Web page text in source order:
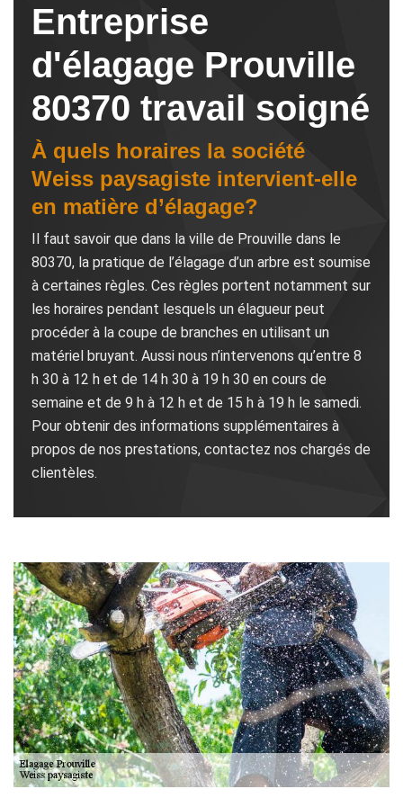
Entreprise
d'élagage Prouville
80370 travail soigné
À quels horaires la société
Weiss paysagiste intervient-elle
en matière d’élagage?
Il faut savoir que dans la ville de Prouville dans le
80370, la pratique de l’élagage d’un arbre est soumise
à certaines règles. Ces règles portent notamment sur
les horaires pendant lesquels un élagueur peut
procéder à la coupe de branches en utilisant un
matériel bruyant. Aussi nous n’intervenons qu’entre 8
h 30 à 12 h et de 14 h 30 à 19 h 30 en cours de
semaine et de 9 h à 12 h et de 15 h à 19 h le samedi.
Pour obtenir des informations supplémentaires à
propos de nos prestations, contactez nos chargés de
clientèles.